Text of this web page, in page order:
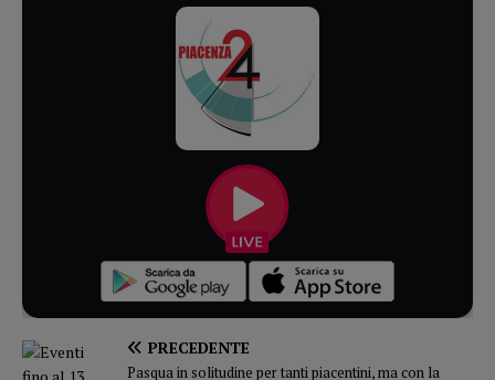
PRECEDENTE
Pasqua in solitudine per tanti piacentini, ma con la